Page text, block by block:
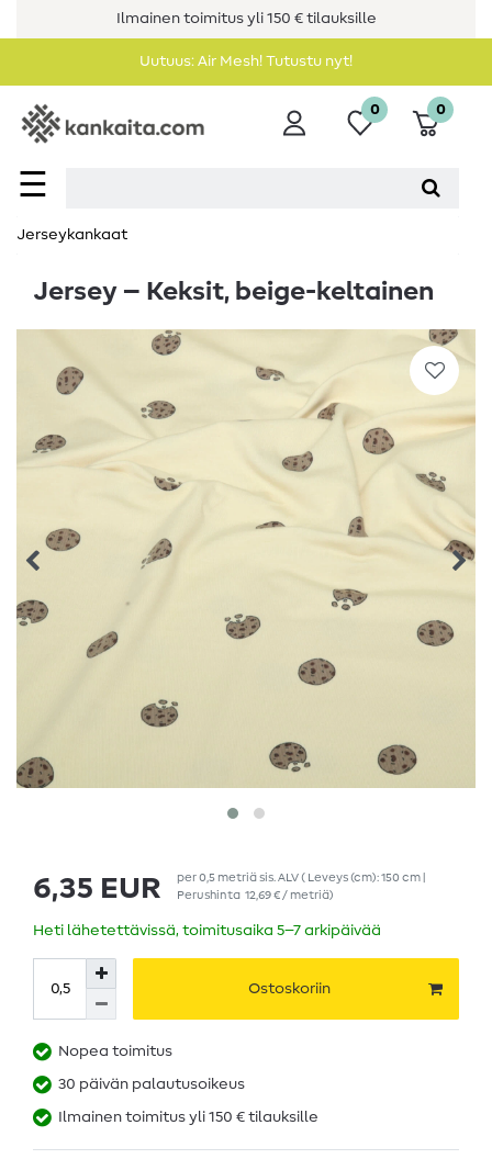
Ilmainen toimitus yli 150 € tilauksille
Uutuus: Air Mesh! Tutustu nyt!
☰
0 0
Jerseykankaat
Jersey – Keksit, beige-keltainen
6,35 EUR per0,5 metriäsis. ALV( Leveys (cm): 150 cm |
Perushinta 12,69 € / metriä)
Heti lähetettävissä, toimitusaika 5–7 arkipäivää
Ostoskoriin
Nopea toimitus
30 päivän palautusoikeus
Ilmainen toimitus yli 150 € tilauksille